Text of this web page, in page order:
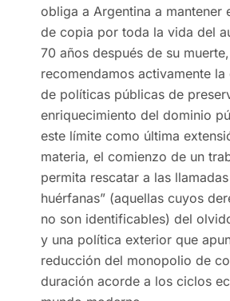
obliga a Argentina a mantener
de copia por toda la vida del
70 años después de su
recomendamos activamente
de políticas públicas de
enriquecimiento del dominio
este límite como última
materia, el comienzo de un
permita rescatar a las
huérfanas” (aquellas cuyos
no son identificables) del
y una política exterior que
reducción del monopolio de
duración acorde a los ciclos